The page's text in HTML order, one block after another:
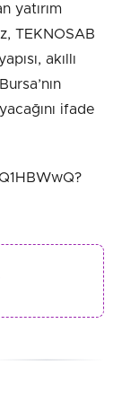
yatırım
TEKNOSAB
akıllı
ifade